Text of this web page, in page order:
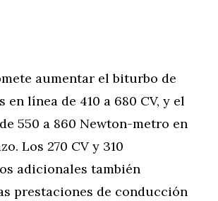
aumentar el biturbo de
línea de 410 a 680 CV, y el
550 a 860 Newton-metro en
Los 270 CV y 310
adicionales también
prestaciones de conducción